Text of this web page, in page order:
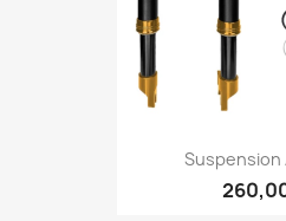
Suspension